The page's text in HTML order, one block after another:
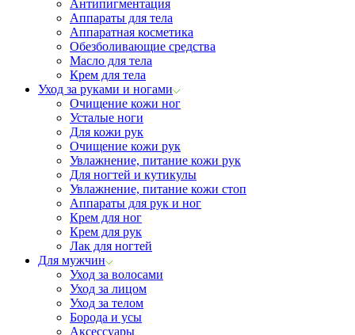
Антипигментация
Аппараты для тела
Аппаратная косметика
Обезболивающие средства
Масло для тела
Крем для тела
Уход за руками и ногами
Очищение кожи ног
Усталые ноги
Для кожи рук
Очищение кожи рук
Увлажнение, питание кожи рук
Для ногтей и кутикулы
Увлажнение, питание кожи стоп
Аппараты для рук и ног
Крем для ног
Крем для рук
Лак для ногтей
Для мужчин
Уход за волосами
Уход за лицом
Уход за телом
Борода и усы
Аксессуары